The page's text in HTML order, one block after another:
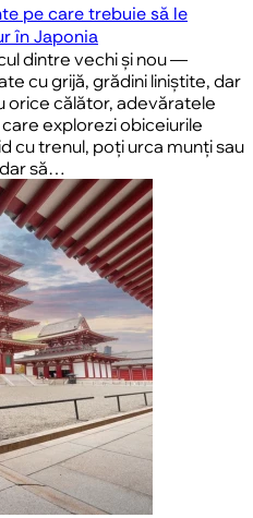
pe care trebuie să le
în Japonia
dintre vechi și nou —
cu grijă, grădini liniștite, dar
orice călător, adevăratele
explorezi obiceiurile
cu trenul, poți urca munți sau
să…